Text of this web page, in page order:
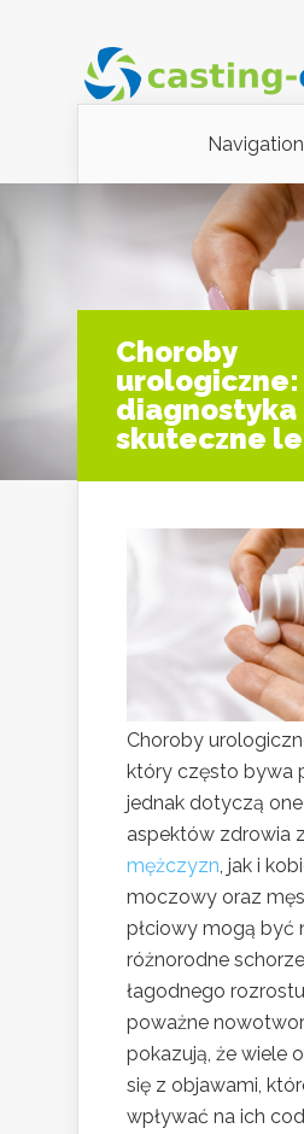
Choroby
urologiczne:
diagnostyka
skuteczne
Choroby
który często bywa
jednak dotyczą
aspektów zdrowia
mężczyzn, jak i
moczowy oraz
płciowy mogą być
różnorodne
łagodnego
poważne
pokazują, że wiele
się z objawami,
wpływać na ich